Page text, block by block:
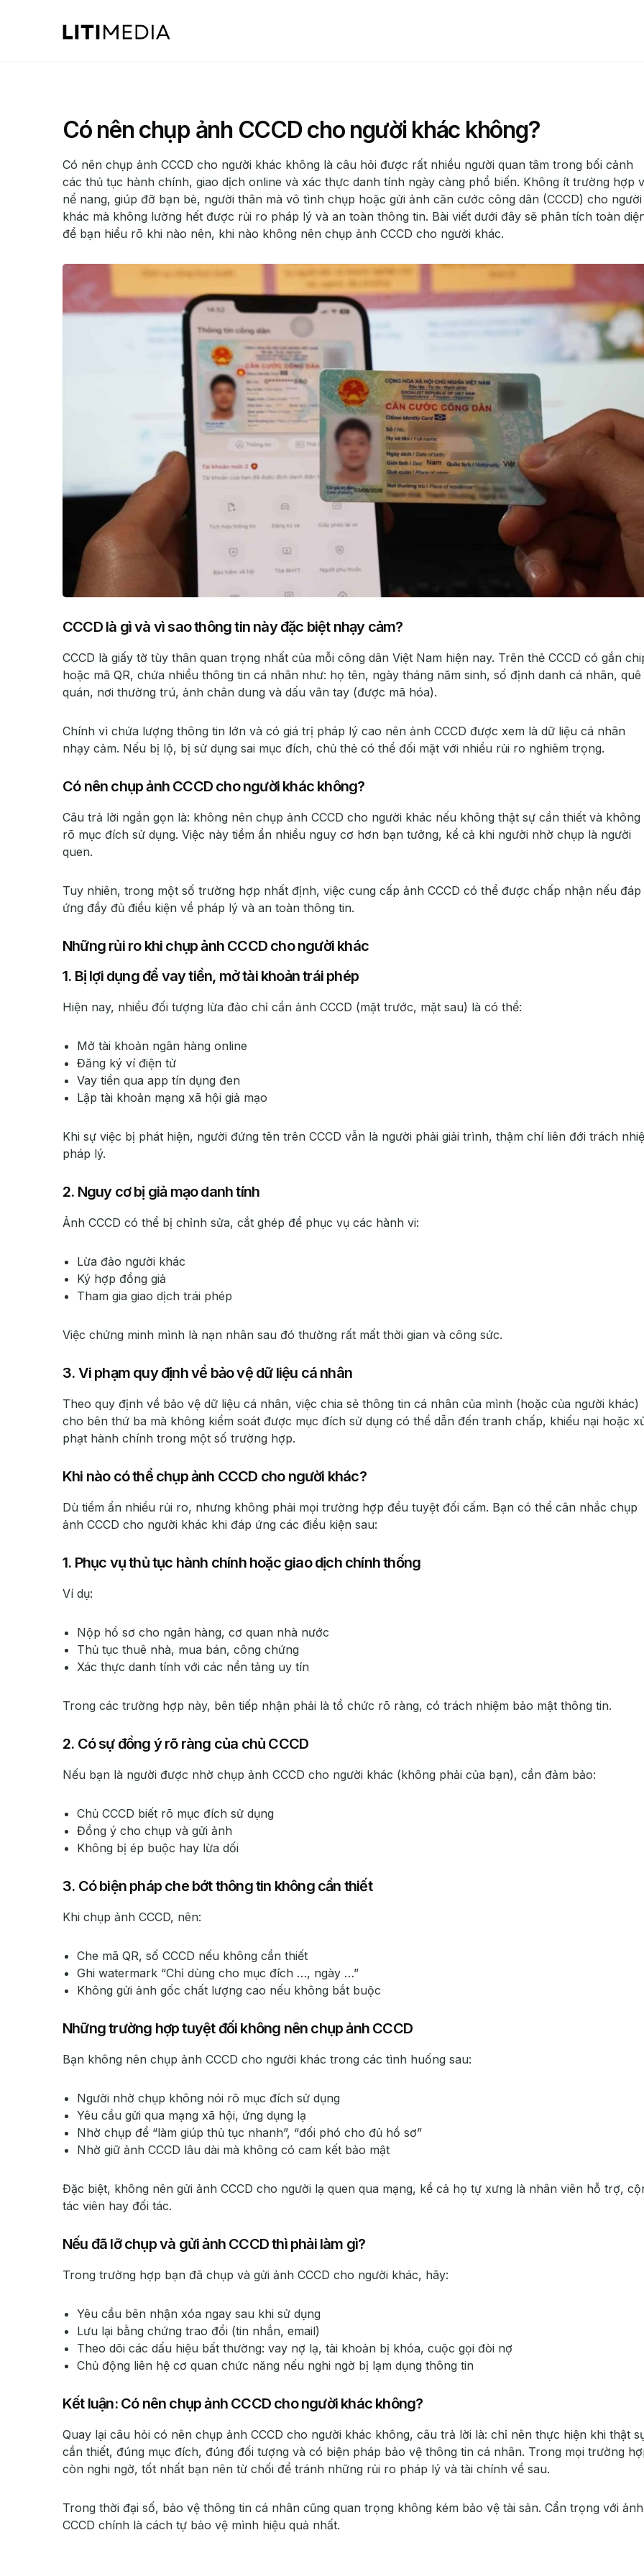
Có nên chụp ảnh CCCD cho người khác không?
Có nên chụp ảnh CCCD cho người khác không là câu hỏi được rất nhiều người quan tâm trong bối cảnh
các thủ tục hành chính, giao dịch online và xác thực danh tính ngày càng phổ biến. Không ít trường hợp
nể nang, giúp đỡ bạn bè, người thân mà vô tình chụp hoặc gửi ảnh căn cước công dân (CCCD) cho người
khác mà không lường hết được rủi ro pháp lý và an toàn thông tin. Bài viết dưới đây sẽ phân tích toàn
để bạn hiểu rõ khi nào nên, khi nào không nên chụp ảnh CCCD cho người khác.
CCCD là gì và vì sao thông tin này đặc biệt nhạy cảm?
CCCD là giấy tờ tùy thân quan trọng nhất của mỗi công dân Việt Nam hiện nay. Trên thẻ CCCD có gắn
hoặc mã QR, chứa nhiều thông tin cá nhân như: họ tên, ngày tháng năm sinh, số định danh cá nhân, quê
quán, nơi thường trú, ảnh chân dung và dấu vân tay (được mã hóa).
Chính vì chứa lượng thông tin lớn và có giá trị pháp lý cao nên ảnh CCCD được xem là dữ liệu cá nhân
nhạy cảm. Nếu bị lộ, bị sử dụng sai mục đích, chủ thẻ có thể đối mặt với nhiều rủi ro nghiêm trọng.
Có nên chụp ảnh CCCD cho người khác không?
Câu trả lời ngắn gọn là: không nên chụp ảnh CCCD cho người khác nếu không thật sự cần thiết và không
rõ mục đích sử dụng. Việc này tiềm ẩn nhiều nguy cơ hơn bạn tưởng, kể cả khi người nhờ chụp là người
quen.
Tuy nhiên, trong một số trường hợp nhất định, việc cung cấp ảnh CCCD có thể được chấp nhận nếu đáp
ứng đầy đủ điều kiện về pháp lý và an toàn thông tin.
Những rủi ro khi chụp ảnh CCCD cho người khác
1. Bị lợi dụng để vay tiền, mở tài khoản trái phép
Hiện nay, nhiều đối tượng lừa đảo chỉ cần ảnh CCCD (mặt trước, mặt sau) là có thể:
Mở tài khoản ngân hàng online
Đăng ký ví điện tử
Vay tiền qua app tín dụng đen
Lập tài khoản mạng xã hội giả mạo
Khi sự việc bị phát hiện, người đứng tên trên CCCD vẫn là người phải giải trình, thậm chí liên đới trách
pháp lý.
2. Nguy cơ bị giả mạo danh tính
Ảnh CCCD có thể bị chỉnh sửa, cắt ghép để phục vụ các hành vi:
Lừa đảo người khác
Ký hợp đồng giả
Tham gia giao dịch trái phép
Việc chứng minh mình là nạn nhân sau đó thường rất mất thời gian và công sức.
3. Vi phạm quy định về bảo vệ dữ liệu cá nhân
Theo quy định về bảo vệ dữ liệu cá nhân, việc chia sẻ thông tin cá nhân của mình (hoặc của người khác)
cho bên thứ ba mà không kiểm soát được mục đích sử dụng có thể dẫn đến tranh chấp, khiếu nại hoặc
phạt hành chính trong một số trường hợp.
Khi nào có thể chụp ảnh CCCD cho người khác?
Dù tiềm ẩn nhiều rủi ro, nhưng không phải mọi trường hợp đều tuyệt đối cấm. Bạn có thể cân nhắc chụp
ảnh CCCD cho người khác khi đáp ứng các điều kiện sau:
1. Phục vụ thủ tục hành chính hoặc giao dịch chính thống
Ví dụ:
Nộp hồ sơ cho ngân hàng, cơ quan nhà nước
Thủ tục thuê nhà, mua bán, công chứng
Xác thực danh tính với các nền tảng uy tín
Trong các trường hợp này, bên tiếp nhận phải là tổ chức rõ ràng, có trách nhiệm bảo mật thông tin.
2. Có sự đồng ý rõ ràng của chủ CCCD
Nếu bạn là người được nhờ chụp ảnh CCCD cho người khác (không phải của bạn), cần đảm bảo:
Chủ CCCD biết rõ mục đích sử dụng
Đồng ý cho chụp và gửi ảnh
Không bị ép buộc hay lừa dối
3. Có biện pháp che bớt thông tin không cần thiết
Khi chụp ảnh CCCD, nên:
Che mã QR, số CCCD nếu không cần thiết
Ghi watermark “Chỉ dùng cho mục đích …, ngày …”
Không gửi ảnh gốc chất lượng cao nếu không bắt buộc
Những trường hợp tuyệt đối không nên chụp ảnh CCCD
Bạn không nên chụp ảnh CCCD cho người khác trong các tình huống sau:
Người nhờ chụp không nói rõ mục đích sử dụng
Yêu cầu gửi qua mạng xã hội, ứng dụng lạ
Nhờ chụp để “làm giúp thủ tục nhanh”, “đối phó cho đủ hồ sơ”
Nhờ giữ ảnh CCCD lâu dài mà không có cam kết bảo mật
Đặc biệt, không nên gửi ảnh CCCD cho người lạ quen qua mạng, kể cả họ tự xưng là nhân viên hỗ trợ,
tác viên hay đối tác.
Nếu đã lỡ chụp và gửi ảnh CCCD thì phải làm gì?
Trong trường hợp bạn đã chụp và gửi ảnh CCCD cho người khác, hãy:
Yêu cầu bên nhận xóa ngay sau khi sử dụng
Lưu lại bằng chứng trao đổi (tin nhắn, email)
Theo dõi các dấu hiệu bất thường: vay nợ lạ, tài khoản bị khóa, cuộc gọi đòi nợ
Chủ động liên hệ cơ quan chức năng nếu nghi ngờ bị lạm dụng thông tin
Kết luận: Có nên chụp ảnh CCCD cho người khác không?
Quay lại câu hỏi có nên chụp ảnh CCCD cho người khác không, câu trả lời là: chỉ nên thực hiện khi thật
cần thiết, đúng mục đích, đúng đối tượng và có biện pháp bảo vệ thông tin cá nhân. Trong mọi trường
còn nghi ngờ, tốt nhất bạn nên từ chối để tránh những rủi ro pháp lý và tài chính về sau.
Trong thời đại số, bảo vệ thông tin cá nhân cũng quan trọng không kém bảo vệ tài sản. Cẩn trọng với ảnh
CCCD chính là cách tự bảo vệ mình hiệu quả nhất.